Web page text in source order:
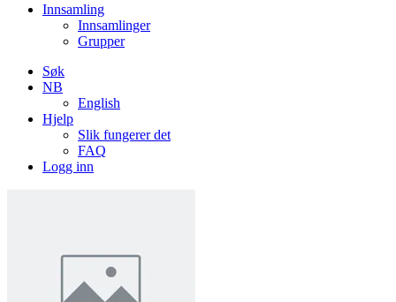
Innsamling
Innsamlinger
Grupper
Søk
NB
English
Hjelp
Slik fungerer det
FAQ
Logg inn